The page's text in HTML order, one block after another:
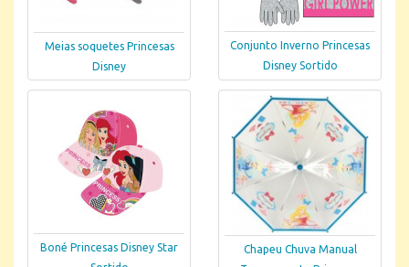
Meias soquetes Princesas
Disney
Conjunto Inverno Princesas
Disney Sortido
Boné Princesas Disney Star
Chapeu Chuva Manual